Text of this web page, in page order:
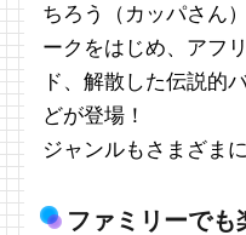
ちろう（カッパさん
ークをはじめ、アフ
ド、解散した伝説的
どが登場！
ジャンルもさまざま
ファミリーでも